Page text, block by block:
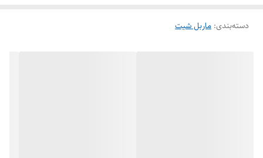
دسته‌بندی: ماربل شیت